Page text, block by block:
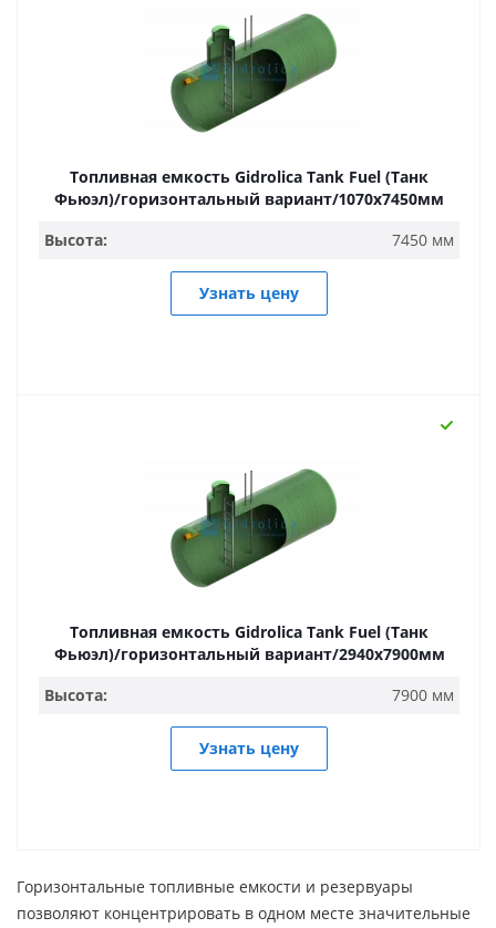
Топливная емкость Gidrolica Tank Fuel (Танк
Фьюэл)/горизонтальный вариант/1070х7450мм
Высота:
7450 мм
Узнать цену
Топливная емкость Gidrolica Tank Fuel (Танк
Фьюэл)/горизонтальный вариант/2940х7900мм
Высота:
7900 мм
Узнать цену
Горизонтальные топливные емкости и резервуары
позволяют концентрировать в одном месте значительные